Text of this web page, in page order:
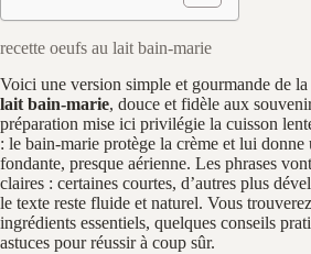
recette oeufs au lait bain-marie
Voici une version simple et gourmande de la
lait bain-marie, douce et fidèle aux
préparation mise ici privilégie la cuisson
: le bain-marie protège la crème et lui donne
fondante, presque aérienne. Les phrases
claires : certaines courtes, d’autres plus
le texte reste fluide et naturel. Vous
ingrédients essentiels, quelques conseils
astuces pour réussir à coup sûr.